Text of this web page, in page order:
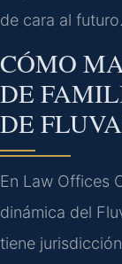
de cara al futuro.
CÓMO
DE
DE
En Law Offices
dinámica del
tiene